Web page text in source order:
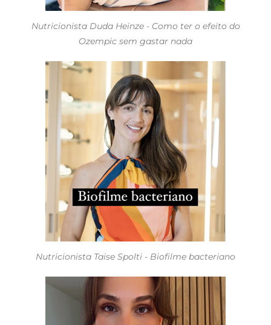
Nutricionista Duda Heinze - Como ter o efeito do
Ozempic sem gastar nada
Nutricionista Taise Spolti - Biofilme bacteriano